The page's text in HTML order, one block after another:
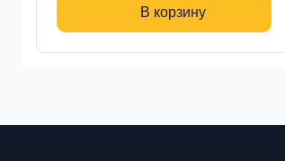
В корзину